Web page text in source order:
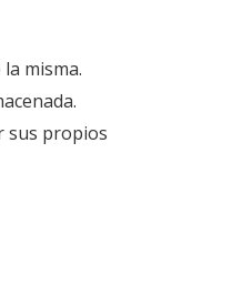
misma.
sus propios